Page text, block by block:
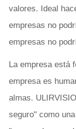
valores. Ideal
empresas no
empresas no
La empresa está
empresa es
almas.
seguro" como